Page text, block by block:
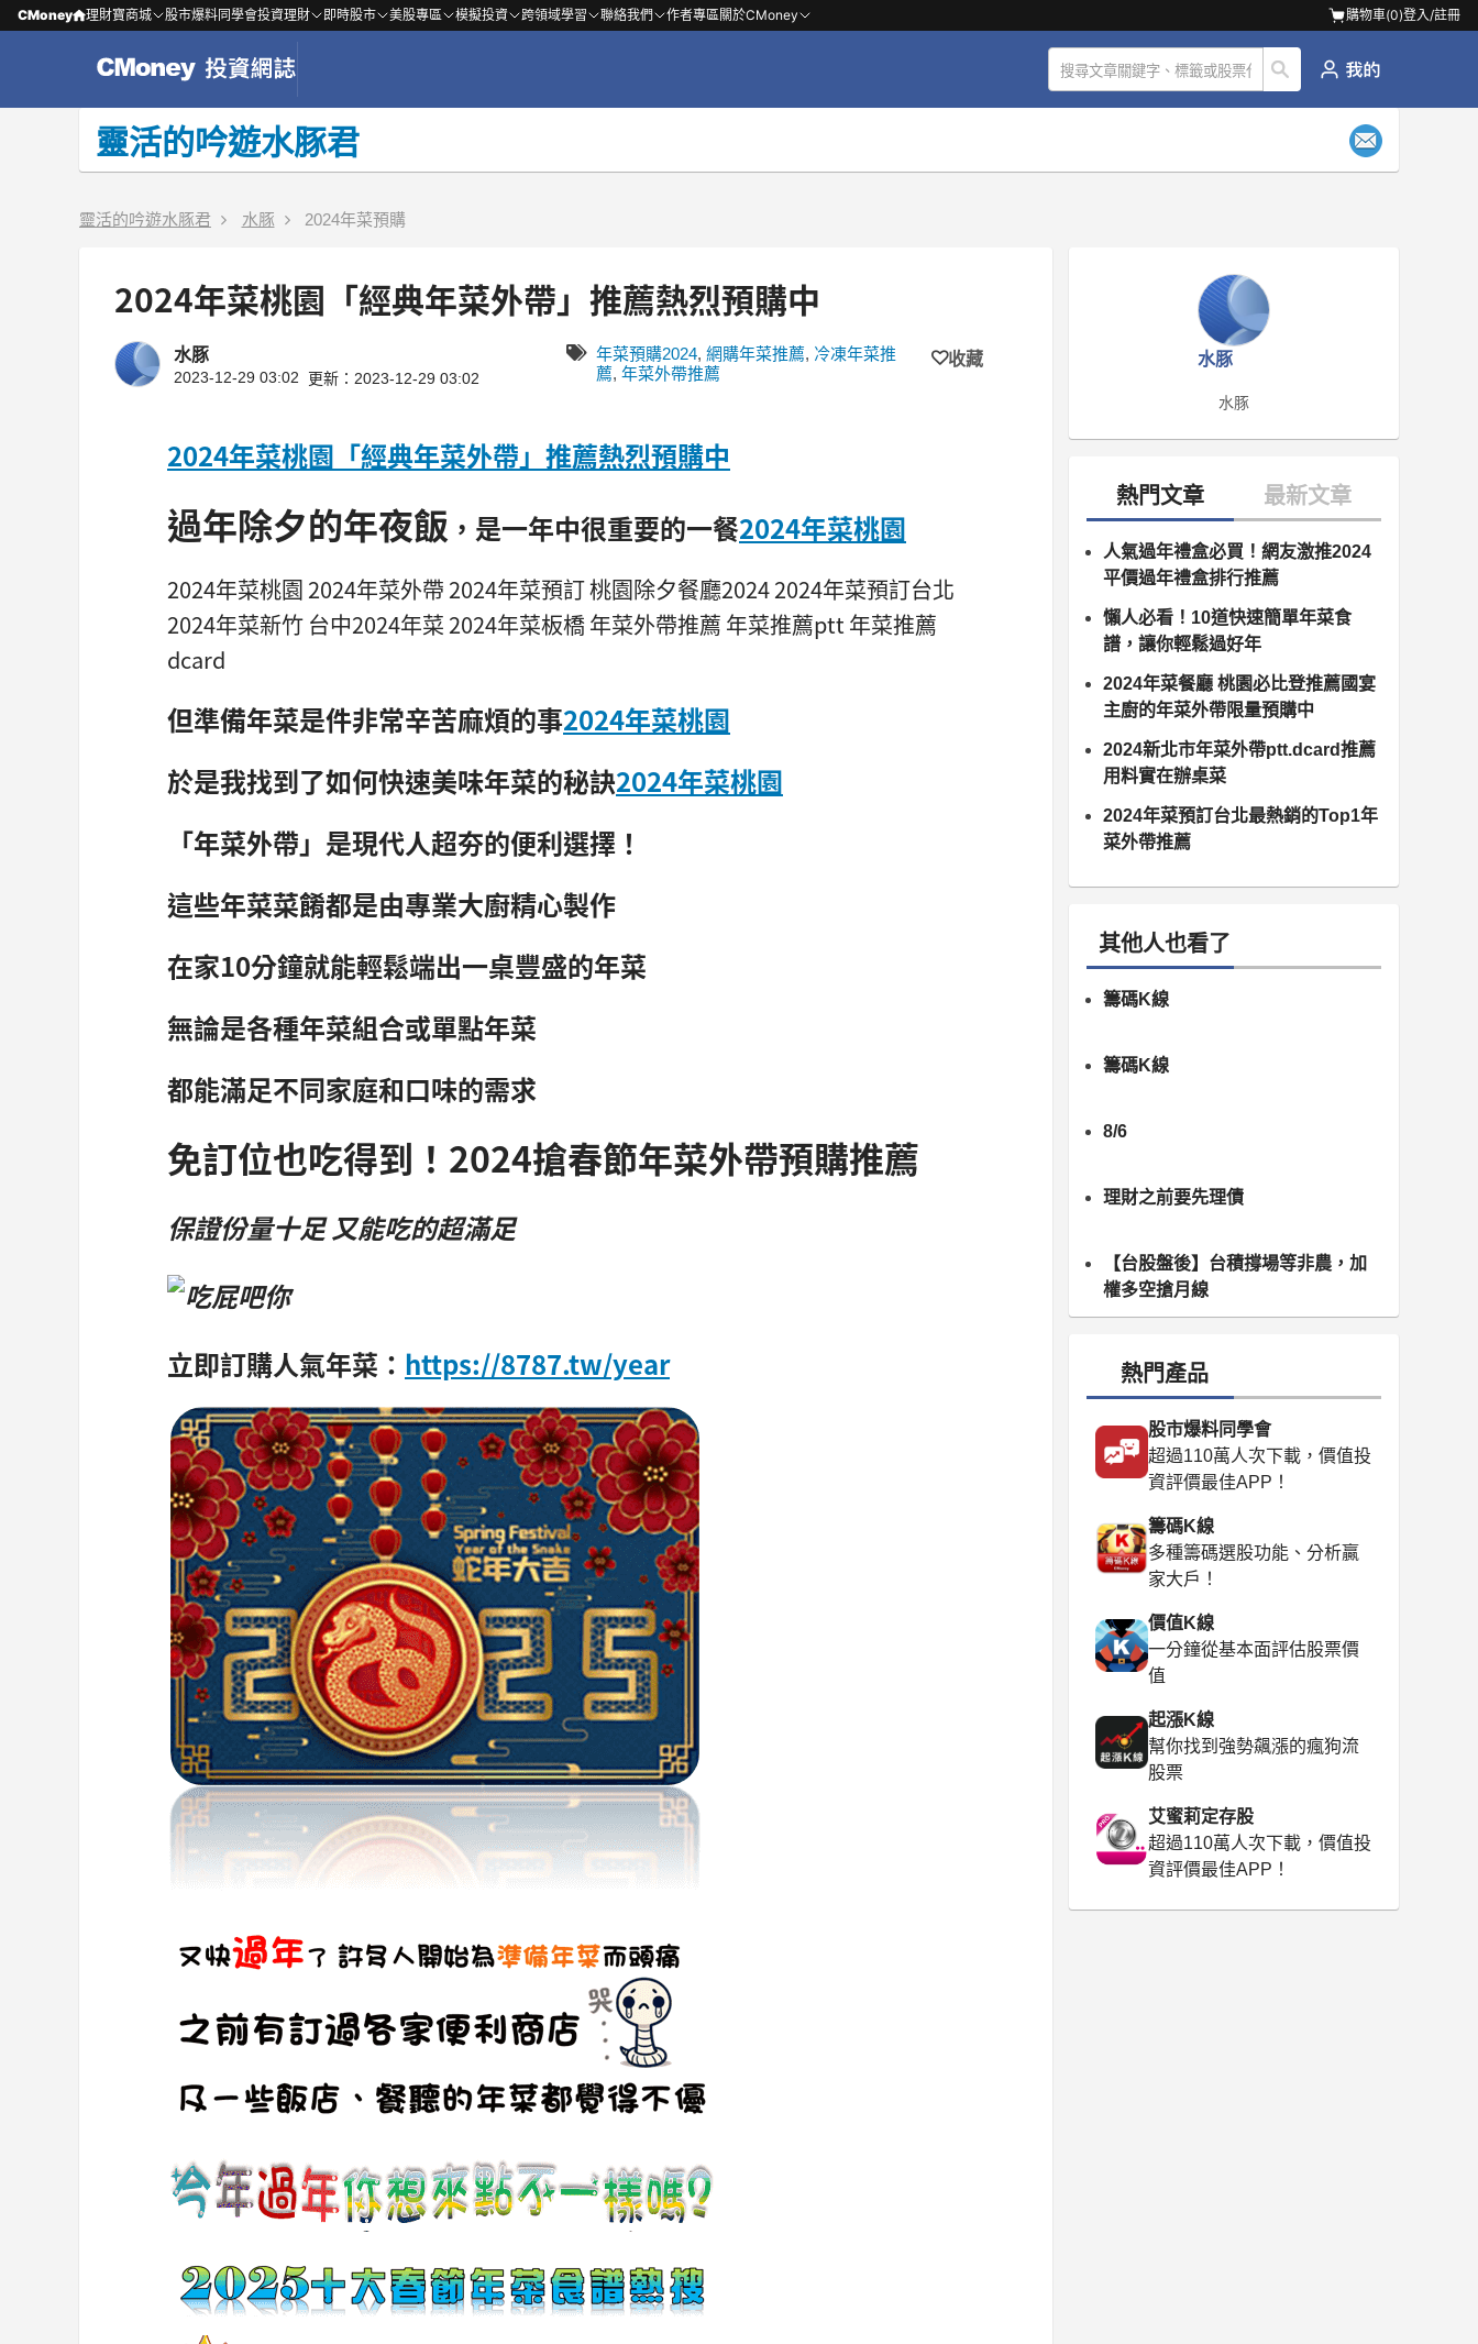
CMoney 理財寶商城 股市爆料同學會投資理財 即時股市 美股專區 模擬投資 跨領域學習 聯絡我們 作者專區關於CMoney 購物車(0)登入/註冊
靈活的吟遊水豚君
靈活的吟遊水豚君 水豚 2024年菜預購
2024年菜桃園「經典年菜外帶」推薦熱烈預購中
水豚
2023-12-29 03:02 更新：2023-12-29 03:02
年菜預購2024, 網購年菜推薦, 冷凍年菜推
薦, 年菜外帶推薦
收藏
2024年菜桃園「經典年菜外帶」推薦熱烈預購中
過年除夕的年夜飯 ，是一年中很重要的一餐2024年菜桃園
2024年菜桃園 2024年菜外帶 2024年菜預訂 桃園除夕餐廳2024 2024年菜預訂台北
2024年菜新竹 台中2024年菜 2024年菜板橋 年菜外帶推薦 年菜推薦ptt 年菜推薦
dcard
但準備年菜是件非常辛苦麻煩的事2024年菜桃園
於是我找到了如何快速美味年菜的秘訣2024年菜桃園
「年菜外帶」是現代人超夯的便利選擇！
這些年菜菜餚都是由專業大廚精心製作
在家10分鐘就能輕鬆端出一桌豐盛的年菜
無論是各種年菜組合或單點年菜
都能滿足不同家庭和口味的需求
免訂位也吃得到！2024搶春節年菜外帶預購推薦
保證份量十足 又能吃的超滿足
立即訂購人氣年菜： https://8787.tw/year
水豚
水豚
人氣過年禮盒必買！網友激推2024
平價過年禮盒排行推薦
懶人必看！10道快速簡單年菜食
譜，讓你輕鬆過好年
2024年菜餐廳 桃園必比登推薦國宴
主廚的年菜外帶限量預購中
2024新北市年菜外帶ptt.dcard推薦
用料實在辦桌菜
2024年菜預訂台北最熱銷的Top1年
菜外帶推薦
其他人也看了
籌碼K線
籌碼K線
8/6
理財之前要先理債
【台股盤後】台積撐場等非農，加
權多空搶月線
熱門產品
股市爆料同學會
超過110萬人次下載，價值投
資評價最佳APP！
籌碼K線
多種籌碼選股功能、分析贏
家大戶！
價值K線
一分鐘從基本面評估股票價
值
起漲K線
幫你找到強勢飆漲的瘋狗流
股票
艾蜜莉定存股
超過110萬人次下載，價值投
資評價最佳APP！